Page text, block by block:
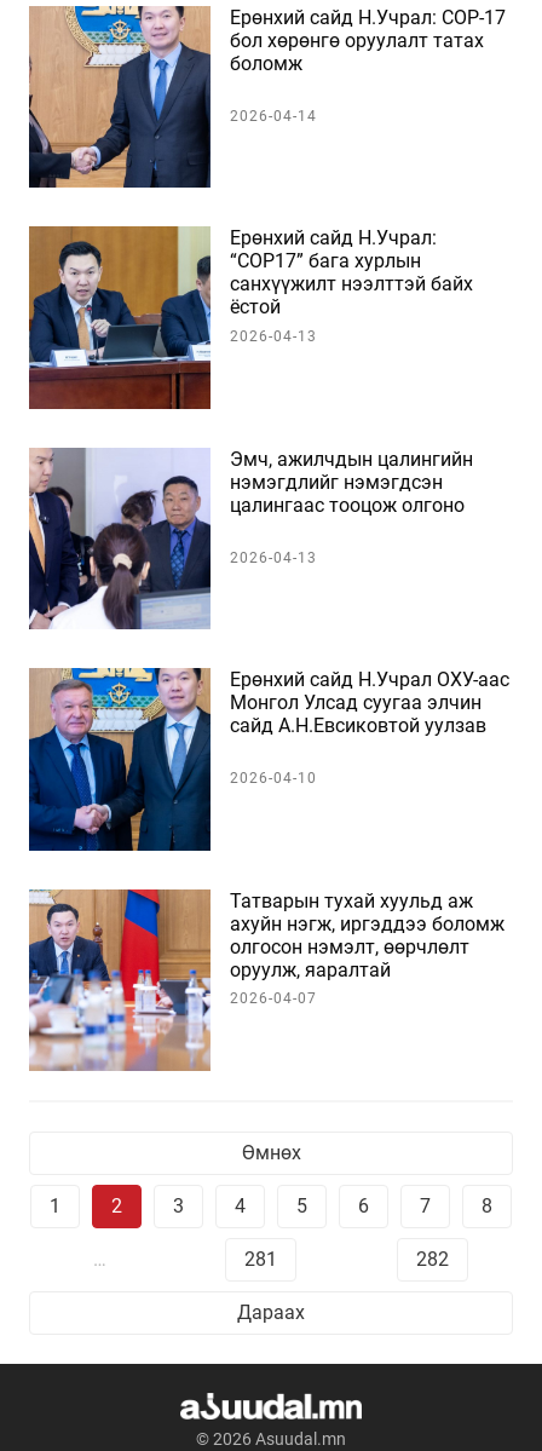
Ерөнхий сайд Н.Учрал: COP-17
бол хөрөнгө оруулалт татах
боломж
2026-04-14
Ерөнхий сайд Н.Учрал:
“COP17” бага хурлын
санхүүжилт нээлттэй байх
ёстой
2026-04-13
Эмч, ажилчдын цалингийн
нэмэгдлийг нэмэгдсэн
цалингаас тооцож олгоно
2026-04-13
Ерөнхий сайд Н.Учрал ОХУ-аас
Монгол Улсад суугаа элчин
сайд А.Н.Евсиковтой уулзав
2026-04-10
Татварын тухай хуульд аж
ахуйн нэгж, иргэддээ боломж
олгосон нэмэлт, өөрчлөлт
оруулж, яаралтай
хэлэлцүүлэхийг Ерөнхий сайд
2026-04-07
Өмнөх
1 2 3 4 5 6 7 8
… 281 282
Дараах
© 2026 Asuudal.mn